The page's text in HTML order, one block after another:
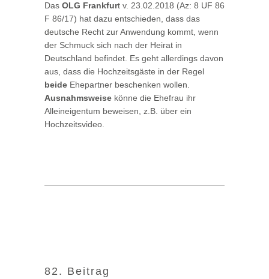
Das OLG Frankfurt v. 23.02.2018 (Az: 8 UF 86
F 86/17) hat dazu entschieden, dass das
deutsche Recht zur Anwendung kommt, wenn
der Schmuck sich nach der Heirat in
Deutschland befindet. Es geht allerdings davon
aus, dass die Hochzeitsgäste in der Regel
beide Ehepartner beschenken wollen.
Ausnahmsweise könne die Ehefrau ihr
Alleineigentum beweisen, z.B. über ein
Hochzeitsvideo.
82. Beitrag